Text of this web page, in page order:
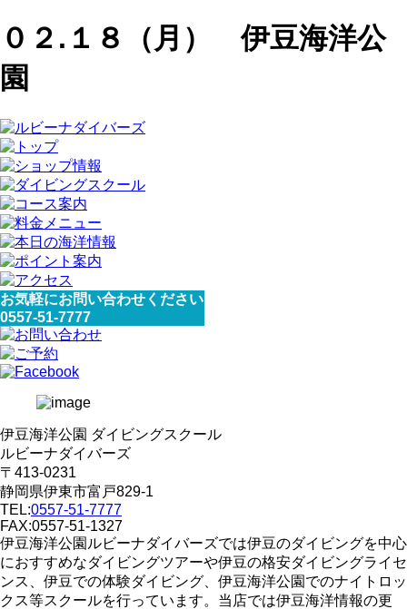
０２.１８（月） 伊豆海洋公
園
お気軽にお問い合わせください
0557-51-7777
伊豆海洋公園 ダイビングスクール
ルビーナダイバーズ
〒413-0231
静岡県伊東市富戸829-1
TEL:0557-51-7777
FAX:0557-51-1327
伊豆海洋公園ルビーナダイバーズでは伊豆のダイビングを中心
におすすめなダイビングツアーや伊豆の格安ダイビングライセ
ンス、伊豆での体験ダイビング、伊豆海洋公園でのナイトロッ
クス等スクールを行っています。当店では伊豆海洋情報の更